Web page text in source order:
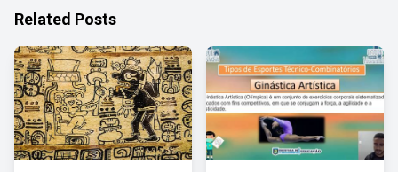
Related Posts